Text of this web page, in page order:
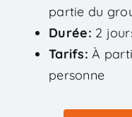
partie du
Durée 2
Tarifs À
personne